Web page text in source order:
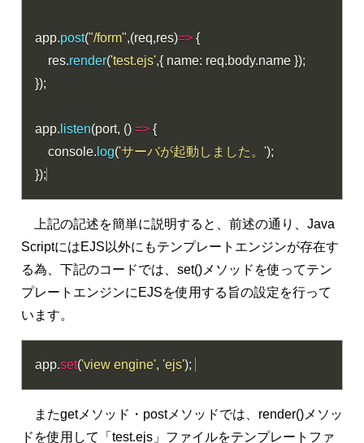
app.post("/form",(req,res)=> {
    res
.render('test.ejs',{ name: req.body.name });
});
app. listen(port, () => {
    console
. log('サーバが起動しました。');
});
上記の記述を簡単に説明すると、前述の通り、Java
ScriptにはEJS以外にもテンプレートエンジンが存在す
る為、下記のコードでは、set()メソッドを使ってテン
プレートエンジンにEJSを使用する旨の設定を行って
います。
app.set('view engine', 'ejs');
またgetメソッド・postメソッドでは、render()メソッ
ドを使用して「test.ejs」ファイルをテンプレートファ